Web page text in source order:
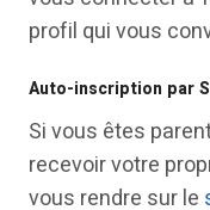
profil qui vous
Auto-inscription par
Si vous êtes
recevoir votre
vous rendre sur le